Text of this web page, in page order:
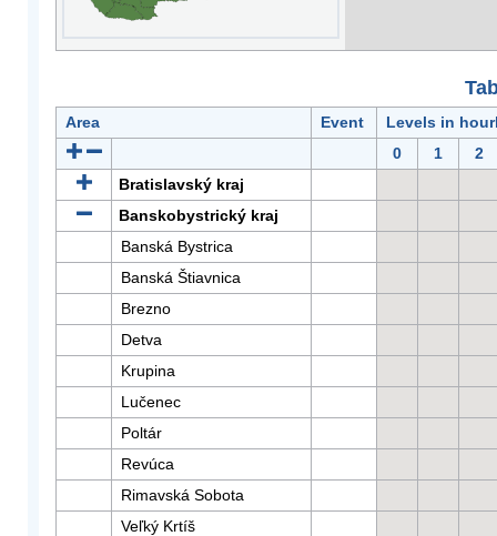
Area Event
Levels in
0
1
2
Bratislavský kraj
Banskobystrický kraj
Banská Bystrica
Banská Štiavnica
Brezno
Detva
Krupina
Lučenec
Poltár
Revúca
Rimavská Sobota
Veľký Krtíš